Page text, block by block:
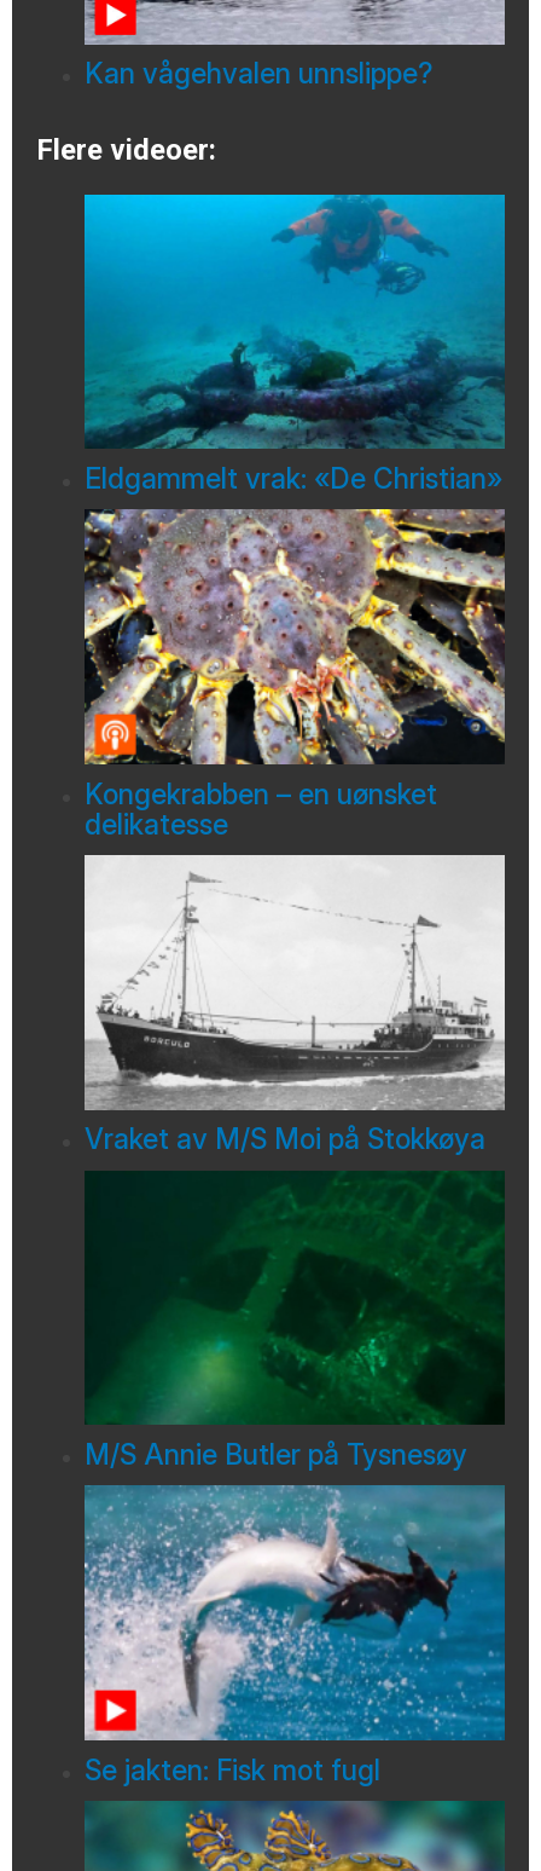
Kan vågehvalen unnslippe?
Flere videoer:
Eldgammelt vrak: «De Christian»
Kongekrabben – en uønsket
delikatesse
Vraket av M/S Moi på Stokkøya
M/S Annie Butler på Tysnesøy
Se jakten: Fisk mot fugl